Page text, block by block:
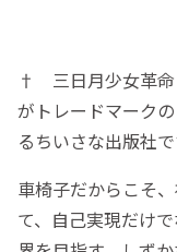
† 三日月少女革
がトレードマーク
るちいさな出版社で
車椅子だからこそ
て、自己実現だけ